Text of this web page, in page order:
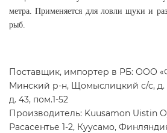
метра. Применяется для ловли щуки и
рыб.
Поставщик, импортер в РБ: ООО
Минский р-н, Щомыслицкий с/с, д.
д. 43, пом.1-52
Производитель: Kuusamon Uistin
Расасентье 1-2, Куусамо,